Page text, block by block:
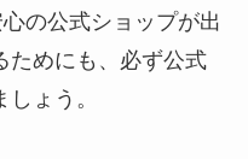
の公式ショップが出
ためにも、必ず公式
ょう。